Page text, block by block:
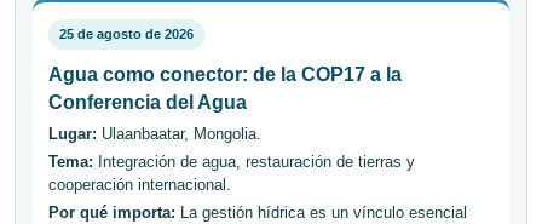
25 de agosto de 2026
Agua como conector: de la COP17 a la
Conferencia del Agua
Lugar: Ulaanbaatar, Mongolia.
Tema: Integración de agua, restauración de tierras y
cooperación internacional.
Por qué importa: La gestión hídrica es un vínculo esencial